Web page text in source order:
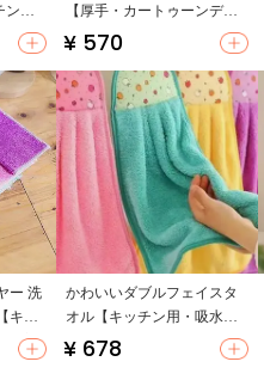
ン
【厚手・カートゥーンデザ
イン・キッチン用】（セッ
¥ 570
ー 洗
キッ
・家
かわいいダブルフェイスタ
オル【キッチン用・吸水
性・珊瑚フリース・ハンギ
¥ 678